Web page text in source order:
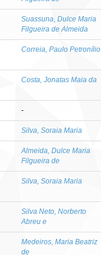
Suassuna, Dulce Maria
Filgueira de Almeida
Correia, Paulo Petronílio
Costa, Jonatas Maia da
-
Silva, Soraia Maria
Almeida, Dulce Maria
Filgueira de
Silva, Soraia Maria
Silva Neto, Norberto
Abreu e
Medeiros, Maria Beatriz
de